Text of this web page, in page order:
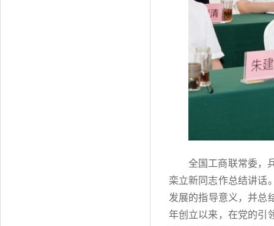
全国工商联常委，
栾立新同志作总结讲话
发展的指导意义，并总
年创立以来，在党的引